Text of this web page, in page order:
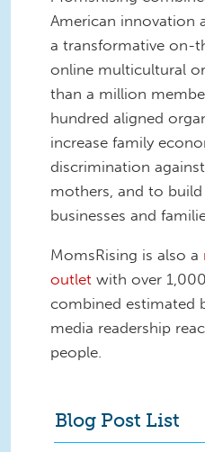
American innovation
a transformative on-
online multicultural
than a million
hundred aligned
increase family
discrimination
mothers, and to
businesses and
MomsRising is also a
outlet with over
combined estimated
media readership
people.
Blog Post List